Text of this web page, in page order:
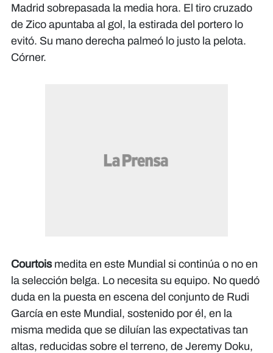
Madrid sobrepasada la media hora. El tiro cruzado
de Zico apuntaba al gol, la estirada del portero lo
evitó. Su mano derecha palmeó lo justo la pelota.
Córner.
Courtois medita en este Mundial si continúa o no en
la selección belga. Lo necesita su equipo. No quedó
duda en la puesta en escena del conjunto de Rudi
García en este Mundial, sostenido por él, en la
misma medida que se diluían las expectativas tan
altas, reducidas sobre el terreno, de Jeremy Doku,